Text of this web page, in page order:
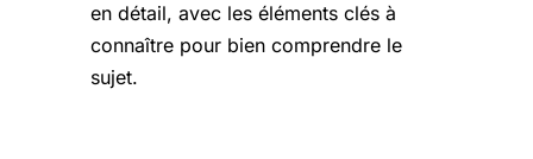
en détail, avec les éléments clés à
connaître pour bien comprendre le
sujet.